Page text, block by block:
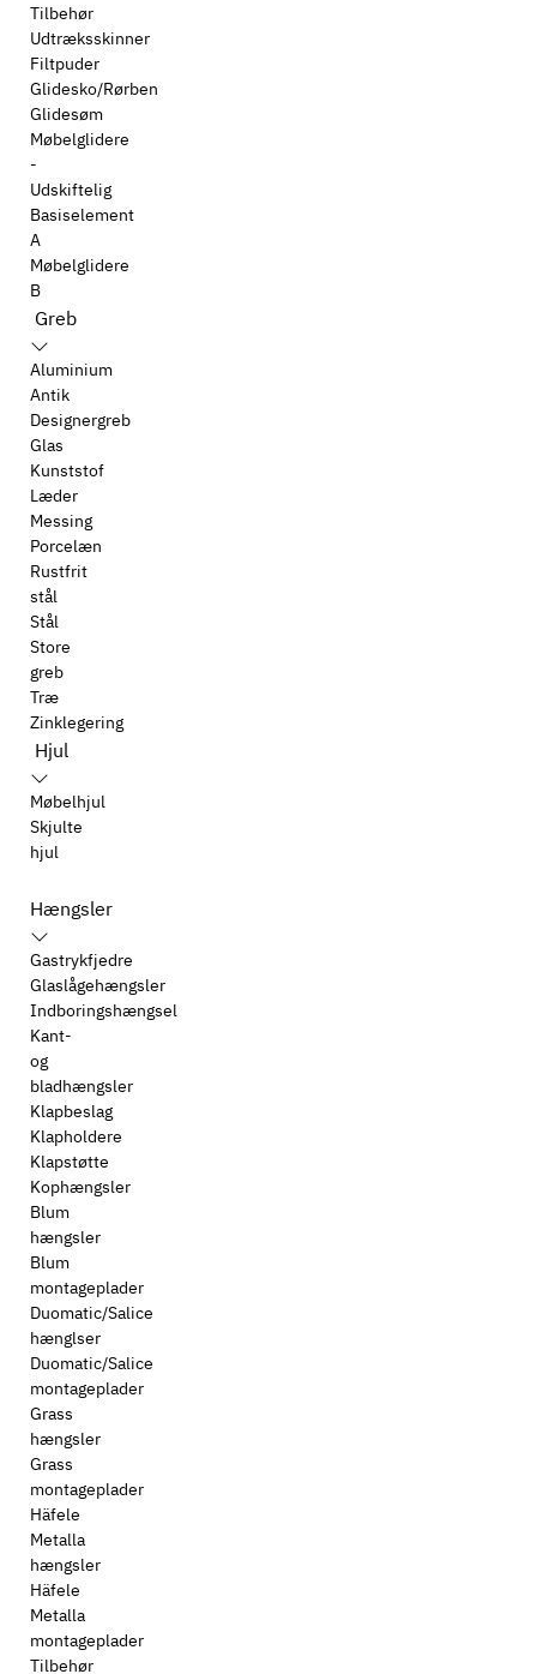
Tilbehør
Udtræksskinner
Filtpuder
Glidesko/Rørben
Glidesøm
Møbelglidere
-
Udskiftelig
Basiselement
A
Møbelglidere
B
Greb
Aluminium
Antik
Designergreb
Glas
Kunststof
Læder
Messing
Porcelæn
Rustfrit
stål
Stål
Store
greb
Træ
Zinklegering
Hjul
Møbelhjul
Skjulte
hjul
Hængsler
Gastrykfjedre
Glaslågehængsler
Indboringshængsel
Kant-
og
bladhængsler
Klapbeslag
Klapholdere
Klapstøtte
Kophængsler
Blum
hængsler
Blum
montageplader
Duomatic/Salice
hænglser
Duomatic/Salice
montageplader
Grass
hængsler
Grass
montageplader
Häfele
Metalla
hængsler
Häfele
Metalla
montageplader
Tilbehør